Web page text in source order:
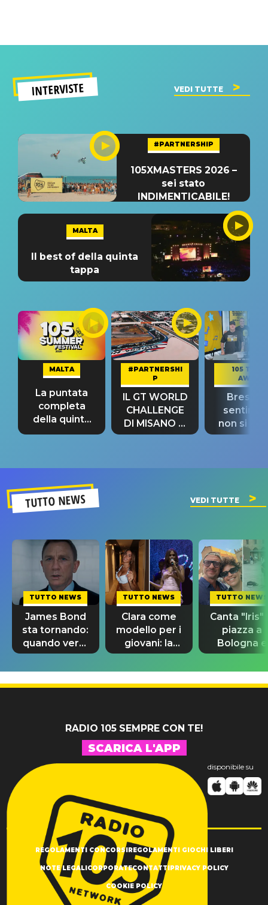
INTERVISTE VEDI TUTTE
#PARTNERSHIP
105XMASTERS 2026 –
sei stato
INDIMENTICABILE!
MALTA
Il best of della quinta
tappa
MALTA
La puntata
completa
della quinta
tappa
#PARTNERSHI
P
IL GT WORLD
CHALLENGE
DI MISANO si
riconferma
105 TAKE
AWAY
Bresh:
non si
fino alla
TUTTO NEWS VEDI TUTTE
TUTTO NEWS
James Bond
sta tornando:
quando verrà
svelato il
nuovo 007
TUTTO NEWS
Clara come
modello per i
giovani: la
dedica
dell'ex
professore
TUTTO NEWS
Canta "Iris"
piazza a
Bologna e
spunta
Antonacci
RADIO 105 SEMPRE CON TE!
SCARICA L'APP
disponibile su
REGOLAMENTI CONCORSIREGOLAMENTI GIOCHI LIBERI
NOTE LEGALICORPORATECONTATTIPRIVACY POLICY
COOKIE POLICY